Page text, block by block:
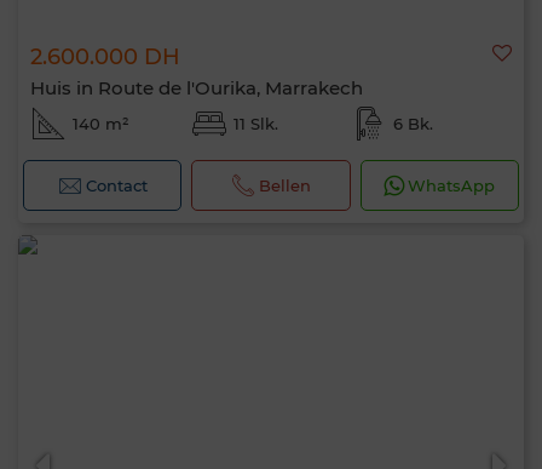
2.600.000 DH
Huis in Route de l'Ourika, Marrakech
140 m² 11 Slk. 6 Bk.
Contact Bellen WhatsApp